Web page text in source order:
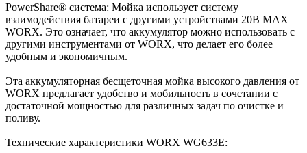
PowerShare® система: Мойка использует систему
взаимодействия батареи с другими устройствами 20В MAX
WORX. Это означает, что аккумулятор можно использовать с
другими инструментами от WORX, что делает его более
удобным и экономичным.
Эта аккумуляторная бесщеточная мойка высокого давления от
WORX предлагает удобство и мобильность в сочетании с
достаточной мощностью для различных задач по очистке и
поливу.
Технические характеристики WORX WG633E: